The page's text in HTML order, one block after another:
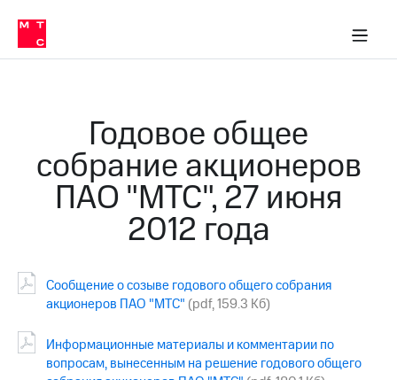
Медиа-центр
и акционерам
Устойчивое развитие
Комплаенс и деловая этика
компании
Карьера
в МТС
История
компании
Руководство
информация
Медиа-центр
Пресс-
в МТС
Пресс-
релизы
МТС
о технологиях
Годовое общее
собрание акционеров
ПАО "МТС", 27 июня
2012 года
Сообщение о созыве годового общего собрания
акционеров ПАО "МТС" (pdf, 159.3 Кб)
Информационные материалы и комментарии по
вопросам, вынесенным на решение годового общего